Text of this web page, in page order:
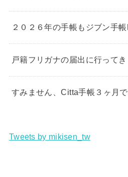
２０２６年の手帳もジブン手
戸籍フリガナの届出に行ってき
すみません、Citta手帳３ヶ月
Tweets by mikisen_tw